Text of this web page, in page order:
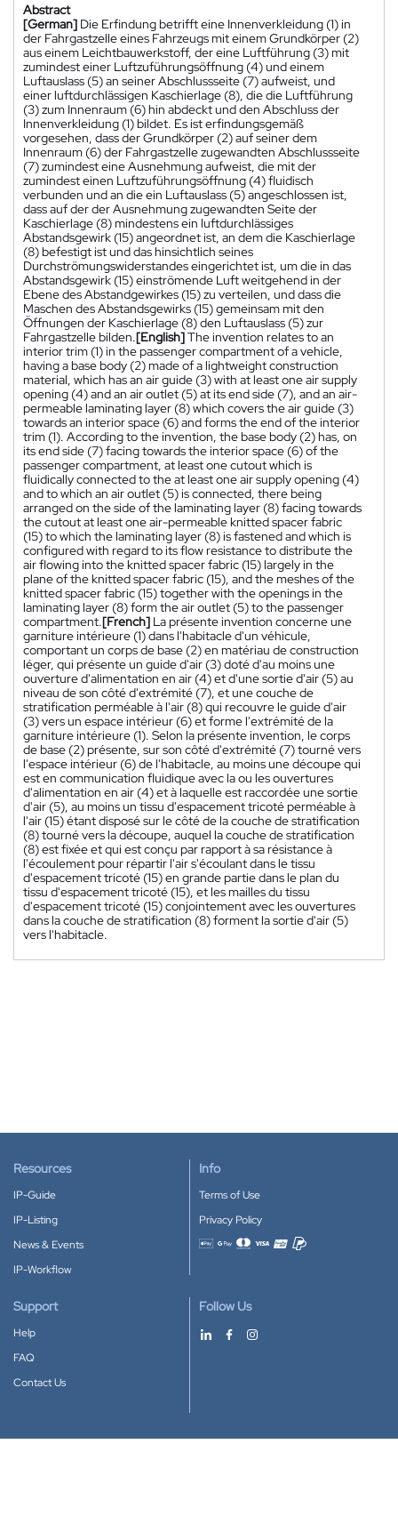
Abstract
[German] Die Erfindung betrifft eine Innenverkleidung (1) in
der Fahrgastzelle eines Fahrzeugs mit einem Grundkörper (2)
aus einem Leichtbauwerkstoff, der eine Luftführung (3) mit
zumindest einer Luftzuführungsöffnung (4) und einem
Luftauslass (5) an seiner Abschlussseite (7) aufweist, und
einer luftdurchlässigen Kaschierlage (8), die die Luftführung
(3) zum Innenraum (6) hin abdeckt und den Abschluss der
Innenverkleidung (1) bildet. Es ist erfindungsgemäß
vorgesehen, dass der Grundkörper (2) auf seiner dem
Innenraum (6) der Fahrgastzelle zugewandten Abschlussseite
(7) zumindest eine Ausnehmung aufweist, die mit der
zumindest einen Luftzuführungsöffnung (4) fluidisch
verbunden und an die ein Luftauslass (5) angeschlossen ist,
dass auf der der Ausnehmung zugewandten Seite der
Kaschierlage (8) mindestens ein luftdurchlässiges
Abstandsgewirk (15) angeordnet ist, an dem die Kaschierlage
(8) befestigt ist und das hinsichtlich seines
Durchströmungswiderstandes eingerichtet ist, um die in das
Abstandsgewirk (15) einströmende Luft weitgehend in der
Ebene des Abstandgewirkes (15) zu verteilen, und dass die
Maschen des Abstandsgewirks (15) gemeinsam mit den
Öffnungen der Kaschierlage (8) den Luftauslass (5) zur
Fahrgastzelle bilden.[English]The invention relates to an
interior trim (1) in the passenger compartment of a vehicle,
having a base body (2) made of a lightweight construction
material, which has an air guide (3) with at least one air supply
opening (4) and an air outlet (5) at its end side (7), and an air-
permeable laminating layer (8) which covers the air guide (3)
towards an interior space (6) and forms the end of the interior
trim (1). According to the invention, the base body (2) has, on
its end side (7) facing towards the interior space (6) of the
passenger compartment, at least one cutout which is
fluidically connected to the at least one air supply opening (4)
and to which an air outlet (5) is connected, there being
arranged on the side of the laminating layer (8) facing towards
the cutout at least one air-permeable knitted spacer fabric
(15) to which the laminating layer (8) is fastened and which is
configured with regard to its flow resistance to distribute the
air flowing into the knitted spacer fabric (15) largely in the
plane of the knitted spacer fabric (15), and the meshes of the
knitted spacer fabric (15) together with the openings in the
laminating layer (8) form the air outlet (5) to the passenger
compartment.[French] La présente invention concerne une
garniture intérieure (1) dans l'habitacle d'un véhicule,
comportant un corps de base (2) en matériau de construction
léger, qui présente un guide d'air (3) doté d'au moins une
ouverture d'alimentation en air (4) et d'une sortie d'air (5) au
niveau de son côté d'extrémité (7), et une couche de
stratification perméable à l'air (8) qui recouvre le guide d'air
(3) vers un espace intérieur (6) et forme l'extrémité de la
garniture intérieure (1). Selon la présente invention, le corps
de base (2) présente, sur son côté d'extrémité (7) tourné vers
l'espace intérieur (6) de l'habitacle, au moins une découpe qui
est en communication fluidique avec la ou les ouvertures
d'alimentation en air (4) et à laquelle est raccordée une sortie
d'air (5), au moins un tissu d'espacement tricoté perméable à
l'air (15) étant disposé sur le côté de la couche de stratification
(8) tourné vers la découpe, auquel la couche de stratification
(8) est fixée et qui est conçu par rapport à sa résistance à
l'écoulement pour répartir l'air s'écoulant dans le tissu
d'espacement tricoté (15) en grande partie dans le plan du
tissu d'espacement tricoté (15), et les mailles du tissu
d'espacement tricoté (15) conjointement avec les ouvertures
dans la couche de stratification (8) forment la sortie d'air (5)
vers l'habitacle.
Resources
IP-Guide
IP-Listing
News & Events
IP-Workflow
Info
Terms of Use
Privacy Policy
Accepted payment methods
Support
Help
FAQ
Contact Us
Follow Us